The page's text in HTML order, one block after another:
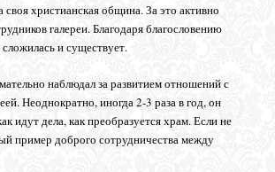
христианская община. За это активно
галереи. Благодаря благословению
и существует.
наблюдал за развитием отношений с
Неоднократно, иногда 2-3 раза в год, он
идут дела, как преобразуется храм. Если не
пример доброго сотрудничества между